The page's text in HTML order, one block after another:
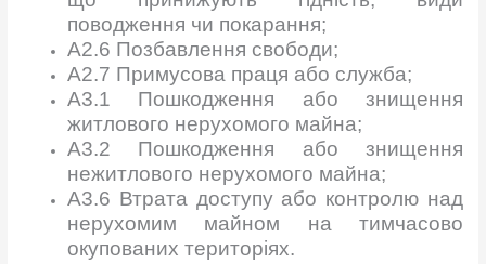
поводження чи покарання;
A2.6 Позбавлення свободи;
A2.7 Примусова праця або служба;
А3.1 Пошкодження або знищення
житлового нерухомого майна;
А3.2 Пошкодження або знищення
нежитлового нерухомого майна;
А3.6 Втрата доступу або контролю над
нерухомим майном на тимчасово
окупованих територіях.